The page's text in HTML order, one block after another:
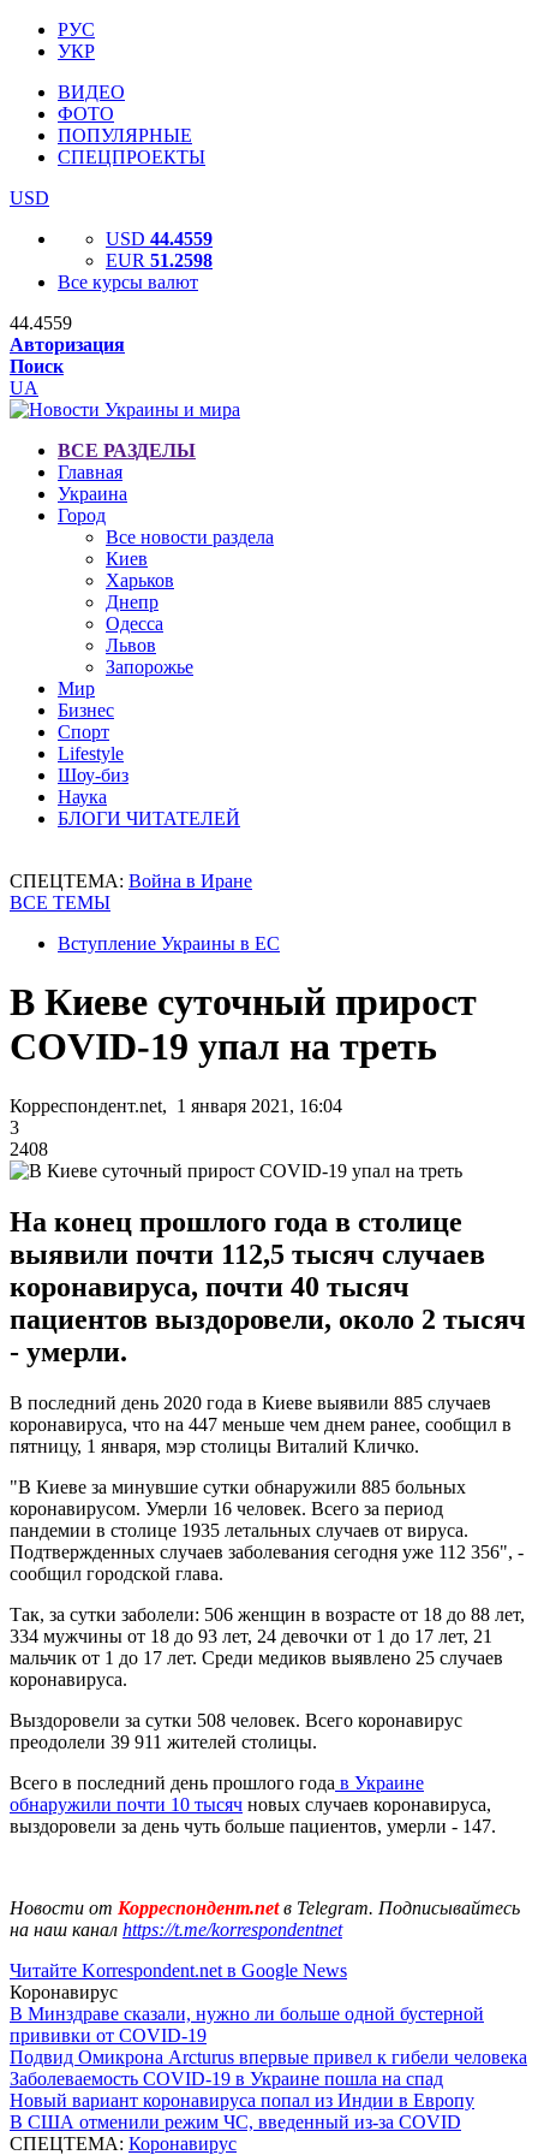
РУС
УКР
ВИДЕО
ФОТО
ПОПУЛЯРНЫЕ
СПЕЦПРОЕКТЫ
USD
USD 44.4559
EUR 51.2598
Все курсы валют
44.4559
Авторизация
Поиск
UA
ВСЕ РАЗДЕЛЫ
Главная
Украина
Город
Все новости раздела
Киев
Харьков
Днепр
Одесса
Львов
Запорожье
Мир
Бизнес
Спорт
Lifestyle
Шоу-биз
Наука
БЛОГИ ЧИТАТЕЛЕЙ
СПЕЦТЕМА: Война в Иране
ВСЕ ТЕМЫ
Вступление Украины в ЕС
В Киеве суточный прирост
COVID-19 упал на треть
Корреспондент.net, 1 января 2021, 16:04
3
2408
На конец прошлого года в столице
выявили почти 112,5 тысяч случаев
коронавируса, почти 40 тысяч
пациентов выздоровели, около 2 тысяч
- умерли.
В последний день 2020 года в Киеве выявили 885 случаев
коронавируса, что на 447 меньше чем днем ранее, сообщил в
пятницу, 1 января, мэр столицы Виталий Кличко.
"В Киеве за минувшие сутки обнаружили 885 больных
коронавирусом. Умерли 16 человек. Всего за период
пандемии в столице 1935 летальных случаев от вируса.
Подтвержденных случаев заболевания сегодня уже 112 356", -
сообщил городской глава.
Так, за сутки заболели: 506 женщин в возрасте от 18 до 88 лет,
334 мужчины от 18 до 93 лет, 24 девочки от 1 до 17 лет, 21
мальчик от 1 до 17 лет. Среди медиков выявлено 25 случаев
коронавируса.
Выздоровели за сутки 508 человек. Всего коронавирус
преодолели 39 911 жителей столицы.
Всего в последний день прошлого года в Украине
обнаружили почти 10 тысяч новых случаев коронавируса,
выздоровели за день чуть больше пациентов, умерли - 147.
Новости от Корреспондент.netв Telegram. Подписывайтесь
на наш канал https://t.me/korrespondentnet
Читайте Korrespondent.net в Google News
Коронавирус
В Минздраве сказали, нужно ли больше одной бустерной
прививки от COVID-19
Подвид Омикрона Arcturus впервые привел к гибели человека
Заболеваемость COVID-19 в Украине пошла на спад
Новый вариант коронавируса попал из Индии в Европу
В США отменили режим ЧС, введенный из-за COVID
СПЕЦТЕМА: Коронавирус